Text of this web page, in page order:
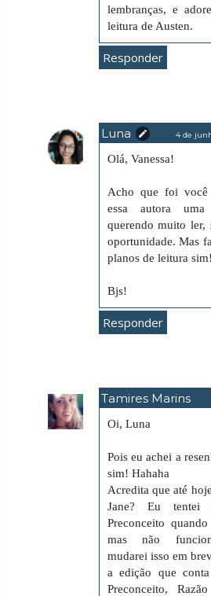
lembranças, e
leitura de Austen.
Responder
Luna 4 de
Olá, Vanessa!
Acho que foi
essa autora
querendo muito ler,
oportunidade. Mas
planos de leitura sim!
Bjs!
Responder
Tamires Marins
Oi, Luna
Pois eu achei a
sim! Hahaha
Acredita que até
Jane? Eu
Preconceito
mas não
mudarei isso em
a edição que
Preconceito,